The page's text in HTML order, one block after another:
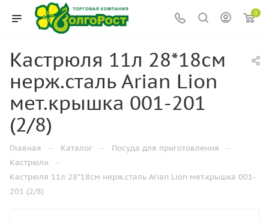
0
Кастрюля 11л 28*18см
нерж.сталь Arian Lion
мет.крышка 001-201
(2/8)
Главная — Каталог — Посуда для приготовления —
Кастрюли —
Кастрюля 11л 28*18см нерж.сталь Arian Lion мет.крышка 001-
201 (2/8)